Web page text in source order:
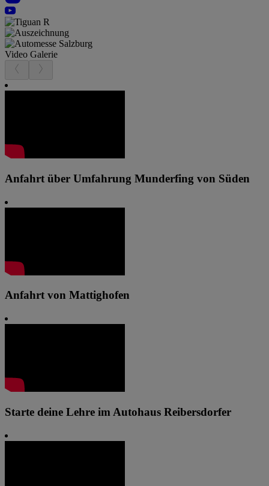
Video Galerie
Anfahrt über Umfahrung Munderfing von Süden
Anfahrt von Mattighofen
Starte deine Lehre im Autohaus Reibersdorfer